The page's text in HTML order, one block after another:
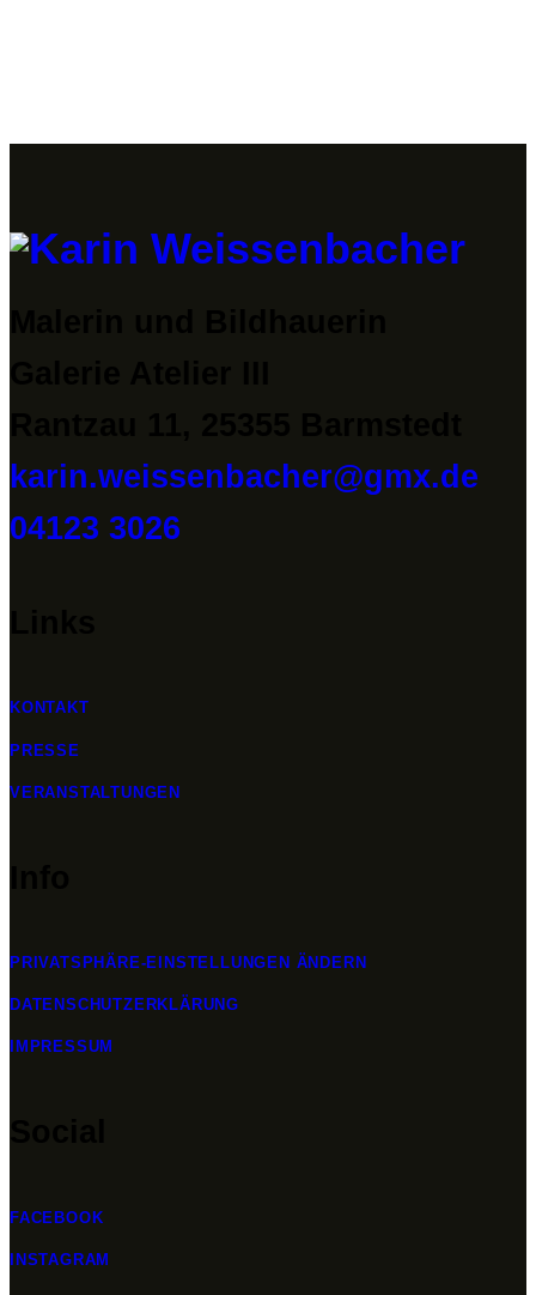
karin.weissenbacher@gmx.de
04123 3026
KONTAKT
PRESSE
VERANSTALTUNGEN
PRIVATSPHÄRE-EINSTELLUNGEN ÄNDERN
DATENSCHUTZERKLÄRUNG
IMPRESSUM
FACEBOOK
INSTAGRAM